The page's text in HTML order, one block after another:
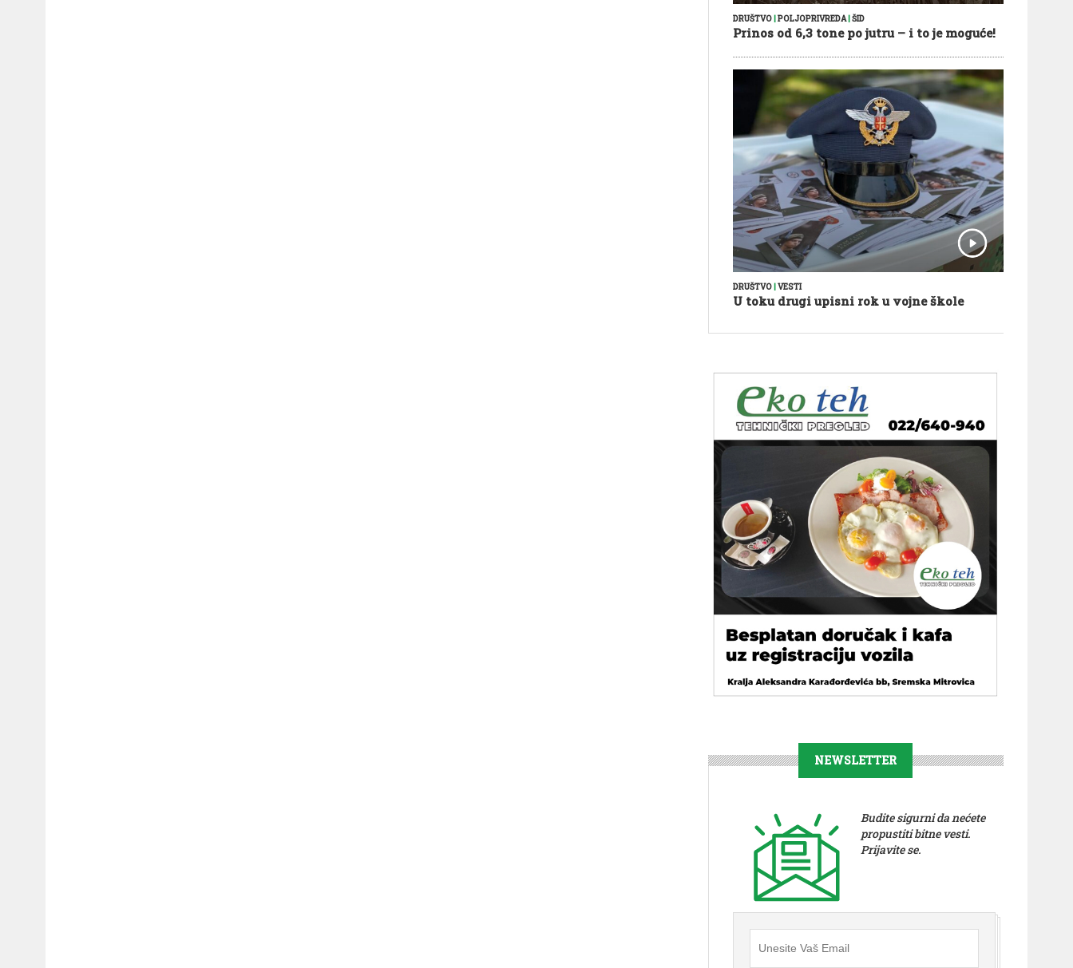
DRUŠTVO|POLJOPRIVREDA|ŠID
Prinos od 6,3 tone po jutru – i to je moguće!
DRUŠTVO VESTI
U toku drugi upisni rok u vojne škole
NEWSLETTER
Budite sigurni da nećete
propustiti bitne vesti.
Prijavite se.